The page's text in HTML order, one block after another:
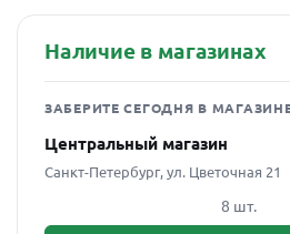
Наличие в магазинах
ЗАБЕРИТЕ СЕГОДНЯ В
Центральный магазин
Санкт-Петербург, ул. Цветочная 21
8 шт.